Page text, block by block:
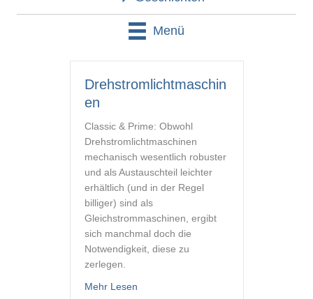
Menü
Drehstromlichtmaschin
en
Classic & Prime: Obwohl
Drehstromlichtmaschinen
mechanisch wesentlich robuster
und als Austauschteil leichter
erhältlich (und in der Regel
billiger) sind als
Gleichstrommaschinen, ergibt
sich manchmal doch die
Notwendigkeit, diese zu
zerlegen.
Mehr Lesenabout Drehstromlichtmaschinen